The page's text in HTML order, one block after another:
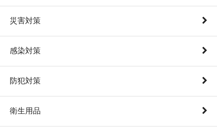
災害対策
感染対策
防犯対策
衛生用品